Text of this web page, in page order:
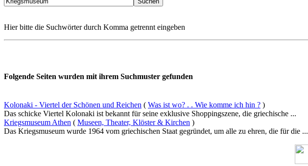
Hier bitte die Suchwörter durch Komma getrennt eingeben
Folgende Seiten wurden mit ihrem Suchmuster gefunden
Kolonaki - Viertel der Schönen und Reichen ( Was ist wo? . . Wie komme ich hin ? )
Das schicke Viertel Kolonaki ist bekannt für seine exklusive Shoppingszene, die griechische ...
Kriegsmuseum Athen ( Museen, Theater, Klöster & Kirchen )
Das Kriegsmuseum wurde 1964 vom griechischen Staat gegründet, um alle zu ehren, die für die ...